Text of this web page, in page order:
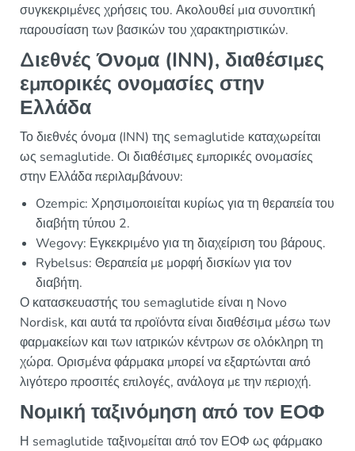
συγκεκριμένες χρήσεις του. Ακολουθεί μια συνοπτική
παρουσίαση των βασικών του χαρακτηριστικών.
Διεθνές Όνομα (INN), διαθέσιμες
εμπορικές ονομασίες στην
Ελλάδα
Το διεθνές όνομα (INN) της semaglutide καταχωρείται
ως semaglutide. Οι διαθέσιμες εμπορικές ονομασίες
στην Ελλάδα περιλαμβάνουν:
Ozempic: Χρησιμοποιείται κυρίως για τη θεραπεία του
διαβήτη τύπου 2.
Wegovy: Εγκεκριμένο για τη διαχείριση του βάρους.
Rybelsus: Θεραπεία με μορφή δισκίων για τον
διαβήτη.
Ο κατασκευαστής του semaglutide είναι η Novo
Nordisk, και αυτά τα προϊόντα είναι διαθέσιμα μέσω των
φαρμακείων και των ιατρικών κέντρων σε ολόκληρη τη
χώρα. Ορισμένα φάρμακα μπορεί να εξαρτώνται από
λιγότερο προσιτές επιλογές, ανάλογα με την περιοχή.
Νομική ταξινόμηση από τον ΕΟΦ
Η semaglutide ταξινομείται από τον ΕΟΦ ως φάρμακο